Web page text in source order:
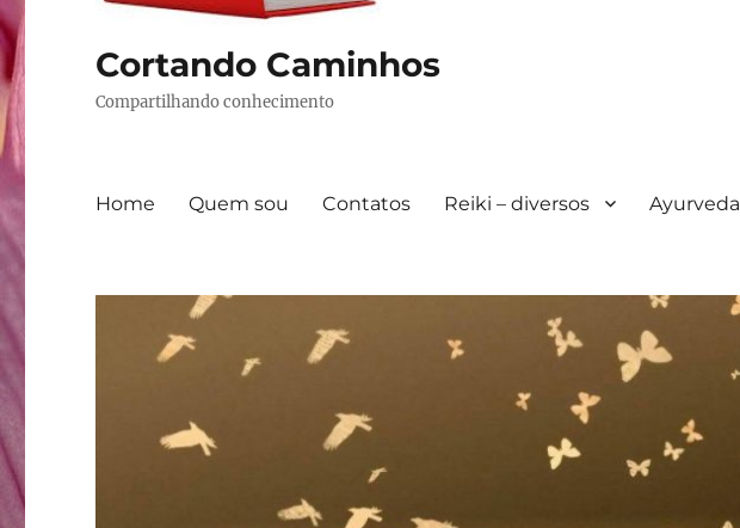
Cortando Caminhos
Compartilhando conhecimento
Home Quem sou Contatos Reiki – diversos Ayurveda